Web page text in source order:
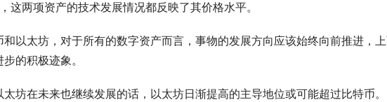
这两项资产的技术发展情况都反映了其价格水平。
以太坊，对于所有的数字资产而言，事物的发展方向应该始终向前推进，
的积极迹象。
坊在未来也继续发展的话，以太坊日渐提高的主导地位或可能超过比特币。